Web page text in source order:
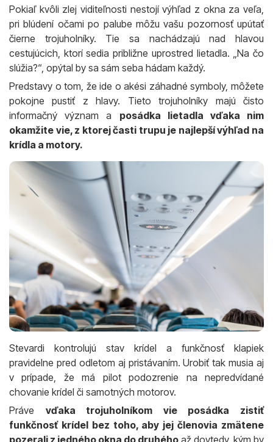
Pokiaľ kvôli zlej viditeľnosti nestojí výhľad z okna za veľa,
pri blúdení očami po palube môžu vašu pozornosť upútať
čierne trojuholníky. Tie sa nachádzajú nad hlavou
cestujúcich, ktorí sedia približne uprostred lietadla. „Na čo
slúžia?“, opýtal by sa sám seba hádam každý.
Predstavy o tom, že ide o akési záhadné symboly, môžete
pokojne pustiť z hlavy. Tieto trojuholníky majú čisto
informačný význam a posádka lietadla vďaka nim
okamžite vie, z ktorej časti trupu je najlepší výhľad na
krídla a motory.
Stevardi kontrolujú stav krídel a funkčnosť klapiek
pravidelne pred odletom aj pristávaním. Urobiť tak musia aj
v prípade, že má pilot podozrenie na nepredvídané
chovanie krídel či samotných motorov.
Práve vďaka trojuholníkom vie posádka zistiť
funkčnosť krídel bez toho, aby jej členovia zmätene
pozerali z jedného okna do druhého až dovtedy, kým by